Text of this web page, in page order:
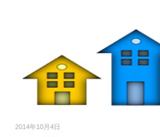
2014年10月4日